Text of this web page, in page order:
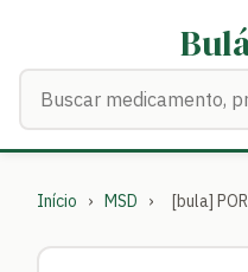
Início › MSD › [bula]